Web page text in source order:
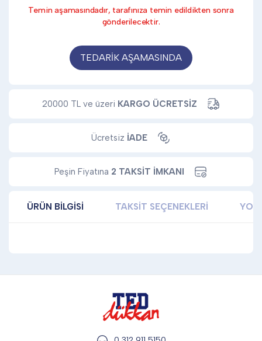
Temin aşamasındadır, tarafınıza temin edildikten sonra
gönderilecektir.
TEDARİK AŞAMASINDA
20000 TL ve üzeri KARGO ÜCRETSİZ
Ücretsiz İADE
Peşin Fiyatına 2 TAKSİT İMKANI
ÜRÜN BILGISI TAKSIT SEÇENEKLERI